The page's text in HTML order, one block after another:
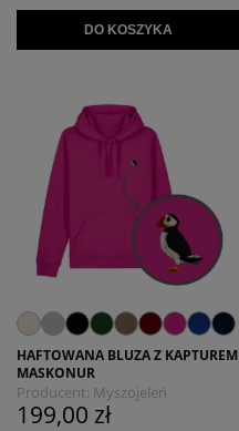
DO KOSZYKA
HAFTOWANA BLUZA Z KAPTUREM
MASKONUR
Producent: Myszojeleń
199,00 zł